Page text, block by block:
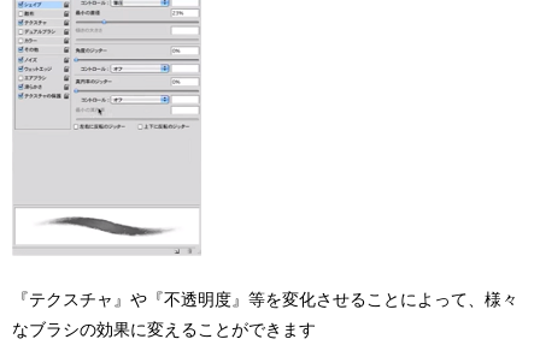
『テクスチャ』や『不透明度』等を変化させることによって、様々
なブラシの効果に変えることができます